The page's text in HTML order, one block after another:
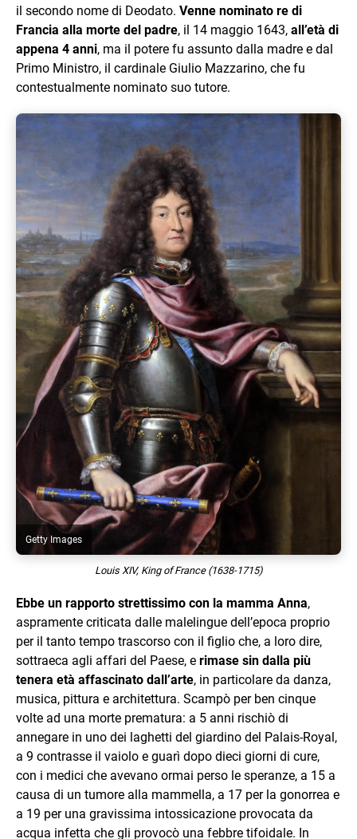
il secondo nome di Deodato. Venne nominato re di
Francia alla morte del padre, il 14 maggio 1643, all’età di
appena 4 anni, ma il potere fu assunto dalla madre e dal
Primo Ministro, il cardinale Giulio Mazzarino, che fu
contestualmente nominato suo tutore.
Getty Images
Louis XIV, King of France (1638-1715)
Ebbe un rapporto strettissimo con la mamma Anna,
aspramente criticata dalle malelingue dell’epoca proprio
per il tanto tempo trascorso con il figlio che, a loro dire,
sottraeca agli affari del Paese, e rimase sin dalla più
tenera età affascinato dall’arte, in particolare da danza,
musica, pittura e architettura. Scampò per ben cinque
volte ad una morte prematura: a 5 anni rischiò di
annegare in uno dei laghetti del giardino del Palais-Royal,
a 9 contrasse il vaiolo e guarì dopo dieci giorni di cure,
con i medici che avevano ormai perso le speranze, a 15 a
causa di un tumore alla mammella, a 17 per la gonorrea e
a 19 per una gravissima intossicazione provocata da
acqua infetta che gli provocò una febbre tifoidale. In